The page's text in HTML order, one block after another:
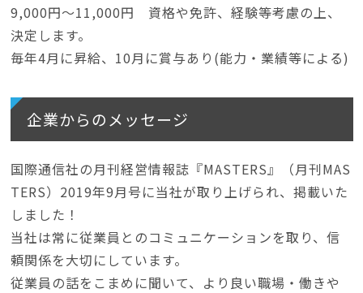
9,000円～11,000円 資格や免許、経験等考慮の上、
決定します。
毎年4月に昇給、10月に賞与あり(能力・業績等による)
企業からのメッセージ
国際通信社の月刊経営情報誌『MASTERS』（月刊MAS
TERS）2019年9月号に当社が取り上げられ、掲載いた
しました！
当社は常に従業員とのコミュニケーションを取り、信
頼関係を大切にしています。
従業員の話をこまめに聞いて、より良い職場・働きや